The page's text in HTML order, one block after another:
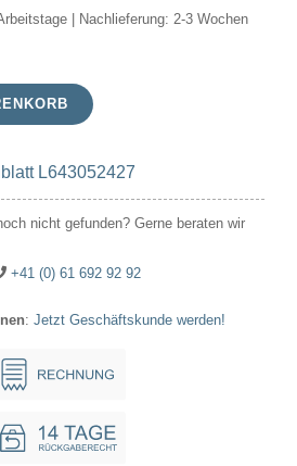
| Nachlieferung: 2-3 Wochen
L643052427
nicht gefunden? Gerne beraten wir
+41 (0) 61 692 92 92
: Jetzt Geschäftskunde werden!